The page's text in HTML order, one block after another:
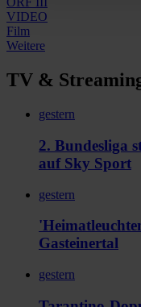
VIDEO
Film
Weitere
TV &
gestern
2. Bundesliga
auf Sky Sport
gestern
Gasteinertal
gestern